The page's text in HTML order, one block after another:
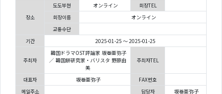
장소
도도부현 オンライン
회장TEL
회장이름
オンライン
교통수단
기간
2025-01-25 ～ 2025-01-25
주최자
韓国ドラマOST評論家 坂巻亜弥子
／ 韓国餅研究家・バリスタ 野原由
美
주최자TEL
대표자 坂巻亜弥子
FAX번호
메일주소
담당자 坂巻亜弥子